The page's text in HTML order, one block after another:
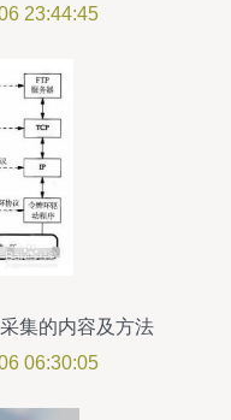
23:44:45
集的内容及方法
06:30:05